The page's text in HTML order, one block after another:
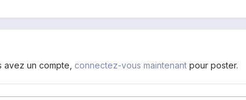
un compte, connectez-vous maintenant pour poster.